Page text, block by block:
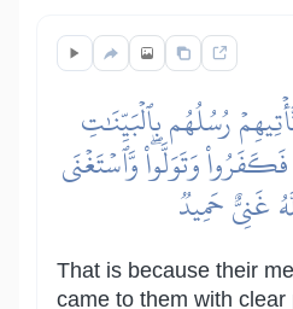
رُسُلُهُم بِٱلۡبَيِّنَٰتِ
وَتَوَلَّواْۖ وَّٱسۡتَغۡنَى
غَنِيٌّ حَمِيدٞ
That is because their
came to them with clear